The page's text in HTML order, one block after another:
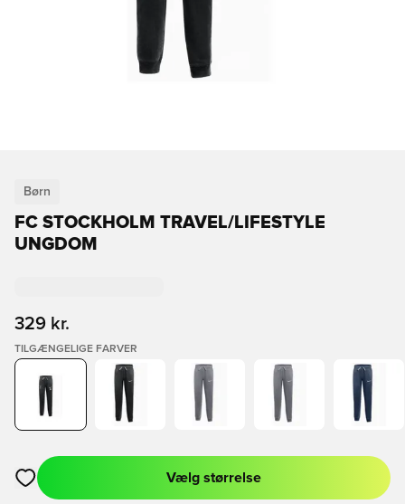
Børn
FC STOCKHOLM TRAVEL/LIFESTYLE
UNGDOM
329 kr.
TILGÆNGELIGE FARVER
Åbner en Modal til at logge ind eller tilmelde dig som medlem
Vælg størrelse